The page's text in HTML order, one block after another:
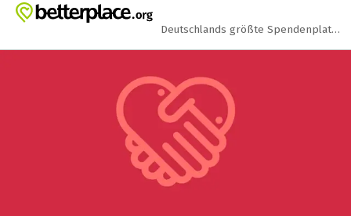
Zum Hauptinhalt springen
Erklärung zur Barrierefreiheit anzeigen
Deutschlands größte Spendenplattform